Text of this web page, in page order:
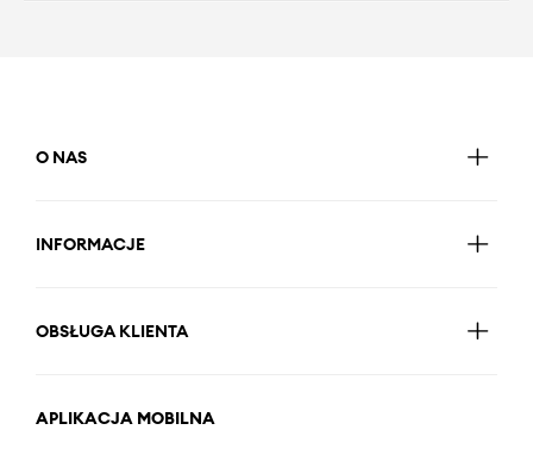
O NAS
INFORMACJE
OBSŁUGA KLIENTA
APLIKACJA MOBILNA